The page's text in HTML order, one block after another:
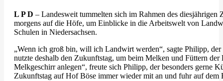
L P D – Landesweit tummelten sich im Rahmen des
morgens auf die Höfe, um Einblicke in die Arbeitswelt von
Schulen in Niedersachsen.
„Wenn ich groß bin, will ich Landwirt werden“, sagte Philipp,
nutzte deshalb den Zukunftstag, um beim Melken und Füttern
Melkgeschirr anlegen“, freute sich Philipp, der besonders gerne
Zukunftstag auf Hof Böse immer wieder mit an und fuhr auf dem